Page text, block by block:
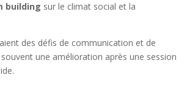
building sur le climat social et la
des défis de communication et de
une amélioration après une session